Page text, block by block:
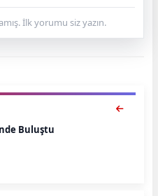
İlk yorumu siz yazın.
Buluştu